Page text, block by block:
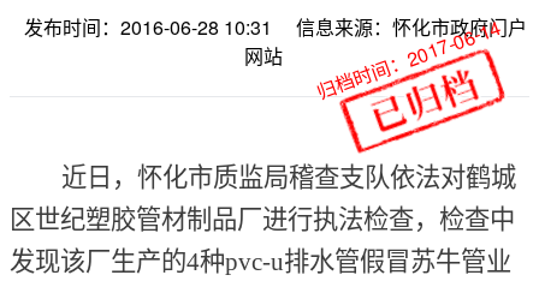
发布时间：2016-06-28 10:31
信息来源：怀化市政府门户
网站
近日，怀化市质监局稽查支队依法对鹤城
区世纪塑胶管材制品厂进行执法检查，检查中
发现该厂生产的4种pvc-u排水管假冒苏牛管业
归档时间：2017-06-14